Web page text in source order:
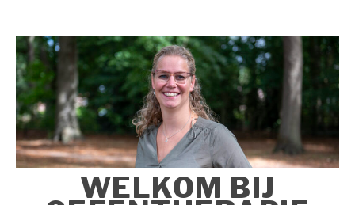
inhoud
springen
WELKOM BIJ